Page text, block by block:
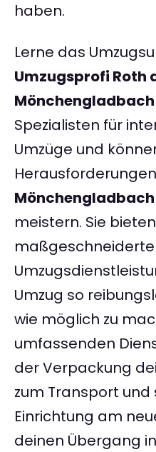
haben.
Lerne das
Umzugsprofi Roth
Mönchengladbach
Spezialisten für
Umzüge und
meistern. Sie bieten
maßgeschneiderte
Umzug so
wie möglich zu
umfassenden
der Verpackung
zum Transport
Einrichtung am
deinen Übergang